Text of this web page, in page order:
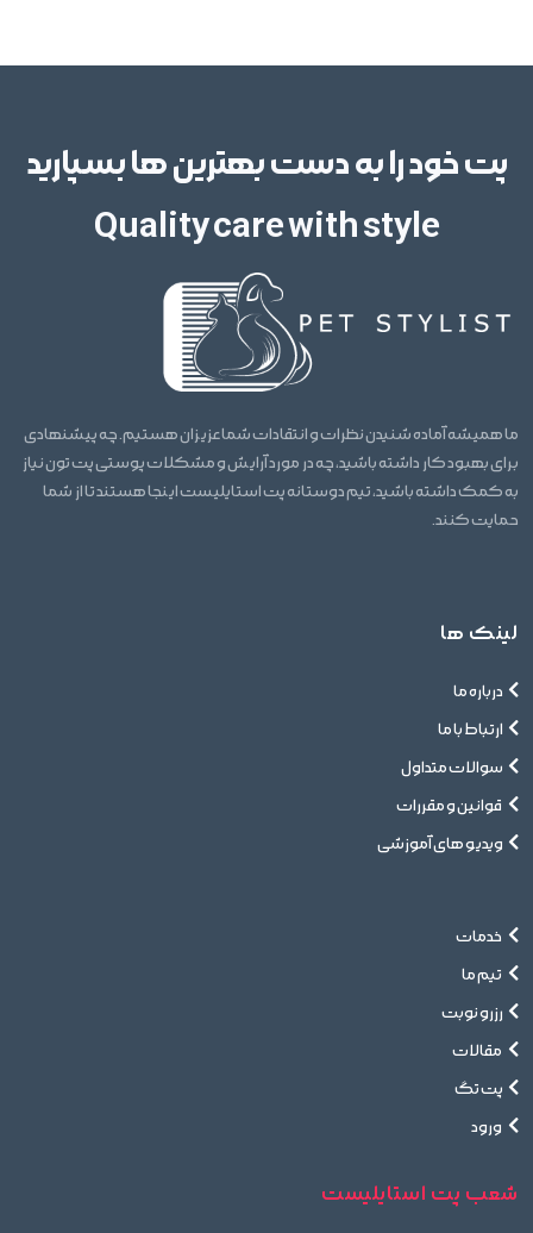
پت خود را به دست بهترین ها بسپارید
Quality care with style
ما همیشه آماده شنیدن نظرات و انتقادات شما عزیزان هستیم. چه پیشنهادی
برای بهبود کار داشته باشید، چه در مورد آرایش و مشکلات پوستی پت تون نیاز
به کمک داشته باشید، تیم دوستانه پت استایلیست اینجا هستند تا از شما
حمایت کنند.
لینک ها
درباره ما
ارتباط با ما
سوالات متداول
قوانین و مقررات
ویدیو های آموزشی
خدمات
تیم ما
رزرو نوبت
مقالات
پت تگ
ورود
شعب پت استایلیست